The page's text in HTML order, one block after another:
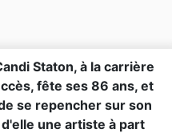
Staton, à la carrière
fête ses 86 ans, et
se repencher sur son
une artiste à part